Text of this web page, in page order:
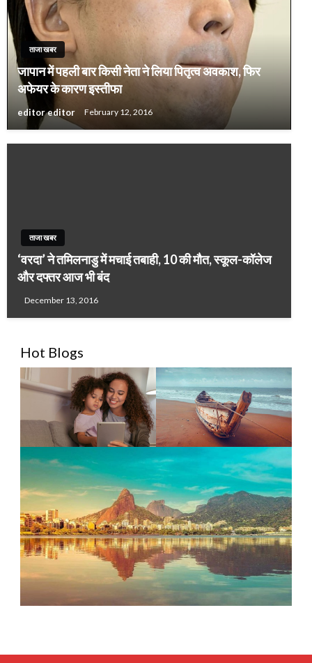
ताजा खबर
जापान में पहली बार किसी नेता ने लिया पितृत्‍व अवकाश, फिर
अफेयर के कारण इस्‍तीफा
editor editor February 12, 2016
ताजा खबर
‘वरदा’ ने तमिलनाडु में मचाई तबाही, 10 की मौत, स्कूल-कॉलेज
और दफ्तर आज भी बंद
December 13, 2016
Hot Blogs